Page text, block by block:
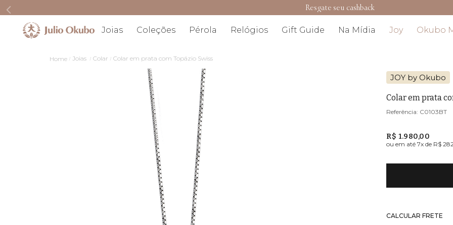
Resgate seu cashback
Joias Coleções Pérola Relógios Gift Guide Na Mídia Joy Okubo
Joias Colar Colar em prata com Topázio Swiss
JOY by Okubo
Colar em prata
C0103BT
R$ 1.980,00
ou em até7x de R$
CALCULAR FRETE